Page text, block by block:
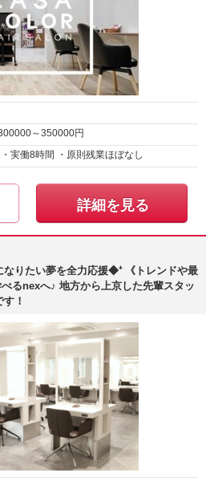
～350000円
実働8時間 ・原則残業ほぼなし
詳細を見る
りたい夢を全力応援◆⁺ 《トレンドや最
るnexへ♪ 地方から上京した先輩スタッ
！